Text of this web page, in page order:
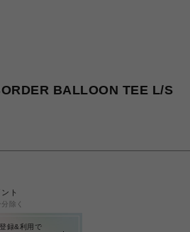
BALLOON TEE L/S
ト
除く
録&利用で